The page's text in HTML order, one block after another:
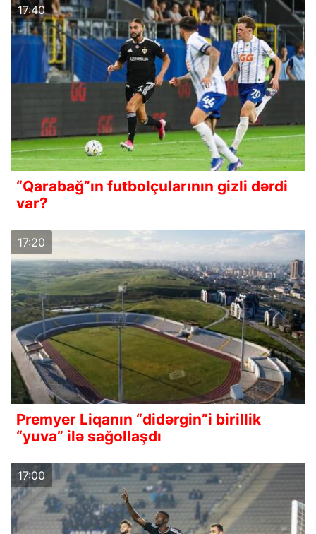
17:40
“Qarabağ”ın futbolçularının gizli dərdi
var?
17:20
Premyer Liqanın “didərgin”i birillik
“yuva” ilə sağollaşdı
17:00